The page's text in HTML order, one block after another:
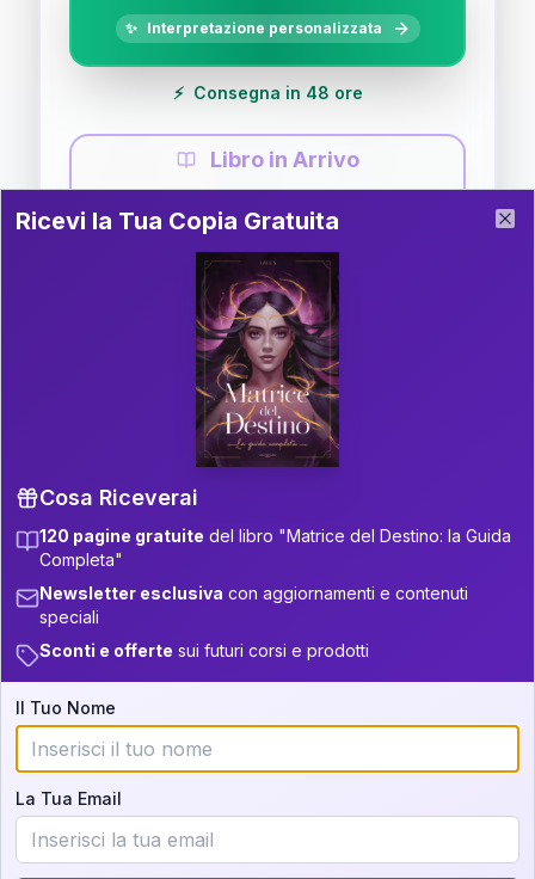
✨ Interpretazione personalizzata
⚡ Consegna in 48 ore
Libro in Arrivo
Guida completa di Coppia
Il libro è in fase di scrittura. Iscriviti alla newsletter
per ricevere aggiornamenti!
P.S. Interpretazione parziale
gratuita
Scorri più in basso per vedere
un'interpretazione parziale gratuita della tua
Iscriviti alla newsletter per ricevere
aggiornamenti quando sarà disponibile.
Cosa scoprirete nella vostra
interpretazione:
💕 Come rafforzare la vostra unione
Ricevi la Tua Copia Gratuita del Libro
Ricevi la Tua Copia Gratuita
Cosa Riceverai
120 pagine gratuite del libro "Matrice del Destino: la Guida
Completa"
Newsletter esclusiva con aggiornamenti e contenuti
speciali
Sconti e offerte sui futuri corsi e prodotti
Il Tuo Nome
La Tua Email